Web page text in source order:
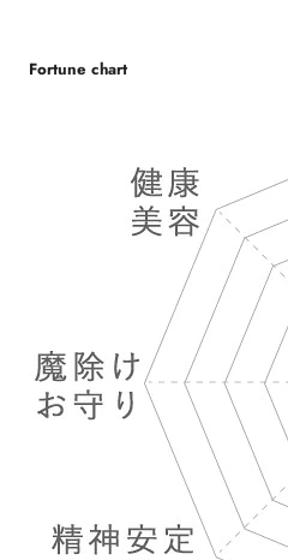
Fortune chart